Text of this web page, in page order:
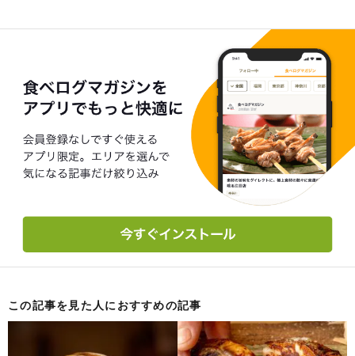
この記事を見た人におすすめの記事